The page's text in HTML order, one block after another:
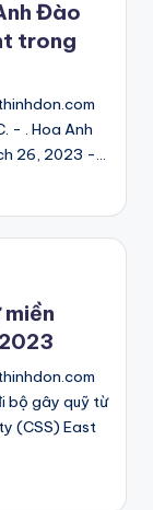
Đào
trong
- . Hoa Anh
26, 2023 -…
miền
bộ gây quỹ từ
(CSS) East